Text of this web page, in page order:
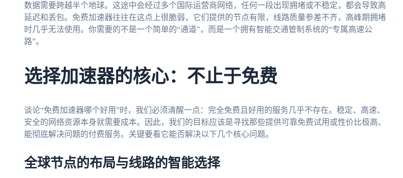
数据需要跨越半个地球。这途中会经过多个国际运营商网络，任何一段出现拥堵或不稳定，都会导致高
延迟和丢包。免费加速器往往在这点上很脆弱，它们提供的节点有限，线路质量参差不齐，高峰期拥堵
时几乎无法使用。你需要的不是一个简单的“通道”，而是一个拥有智能交通管制系统的“专属高速公
路”。
选择加速器的核心：不止于免费
谈论“免费加速器哪个好用”时，我们必须清醒一点：完全免费且好用的服务几乎不存在。稳定、高速、
安全的网络资源本身就需要成本。因此，我们的目标应该是寻找那些提供可靠免费试用或性价比极高、
能彻底解决问题的付费服务。关键要看它能否解决以下几个核心问题。
全球节点的布局与线路的智能选择